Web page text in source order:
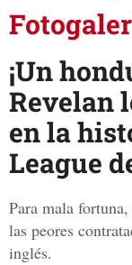
¡Un
Revelan
en la
League
Para mala
las peores
inglés.